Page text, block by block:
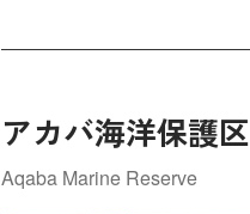
アカバ海洋保護区
Aqaba Marine Reserve